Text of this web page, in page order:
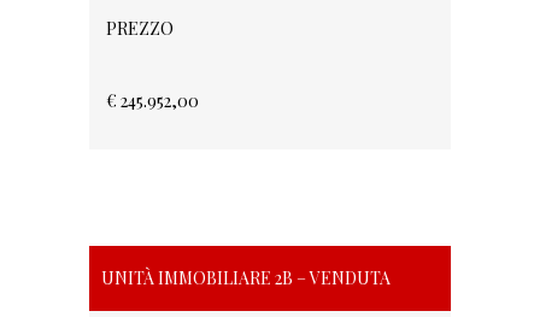
PREZZO
€ 245.952,00
UNITÀ IMMOBILIARE 2B – VENDUTA